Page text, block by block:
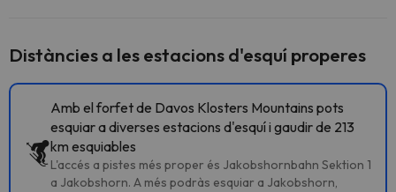
Distàncies a les estacions d'esquí properes
Amb el forfet de Davos Klosters Mountains pots
esquiar a diverses estacions d'esquí i gaudir de 213
km esquiables
L'accés a pistes més proper és Jakobshornbahn Sektion 1
a Jakobshorn. A més podràs esquiar a Jakobshorn,